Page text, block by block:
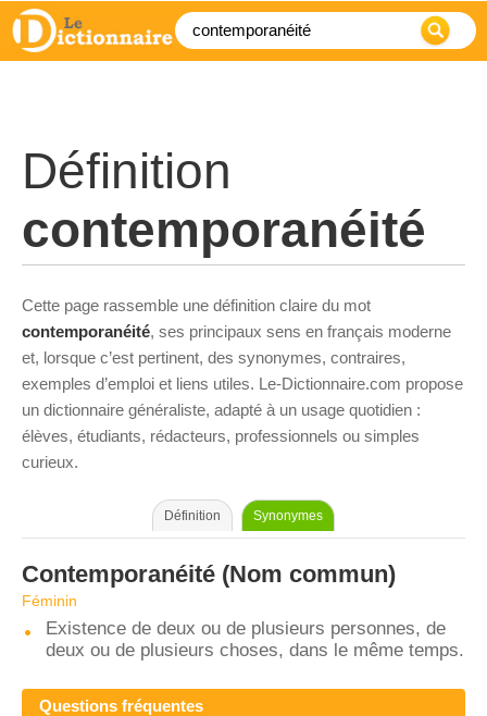
Définition
contemporanéité
Cette page rassemble une définition claire du mot
contemporanéité, ses principaux sens en français moderne
et, lorsque c’est pertinent, des synonymes, contraires,
exemples d’emploi et liens utiles. Le-Dictionnaire.com propose
un dictionnaire généraliste, adapté à un usage quotidien :
élèves, étudiants, rédacteurs, professionnels ou simples
curieux.
Définition Synonymes
Contemporanéité (Nom commun)
Féminin
Existence de deux ou de plusieurs personnes, de
deux ou de plusieurs choses, dans le même temps.
Questions fréquentes